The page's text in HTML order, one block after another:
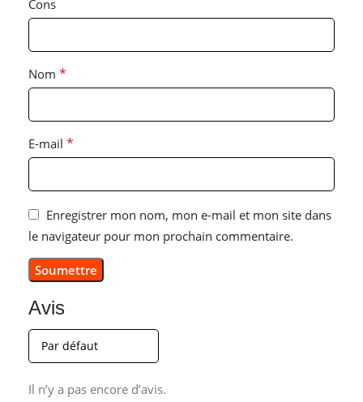
Avis
Il n’y a pas encore d’avis.
Cons
Nom *
E-mail *
Enregistrer mon nom, mon e-mail et mon site dans
le navigateur pour mon prochain commentaire.